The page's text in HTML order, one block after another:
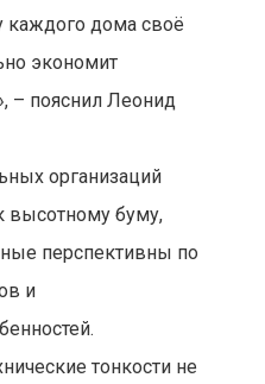
каждого дома своё
экономит
– пояснил Леонид
организаций
буму,
перспективны по
и
тонкости не